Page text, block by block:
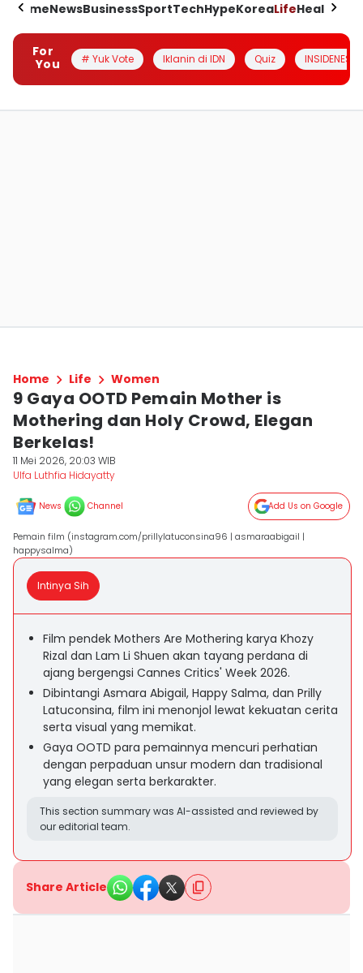
HomeNewsBusinessSportTechHypeKoreaLifeHealth
For
You
# Yuk Vote Iklanin di IDN Quiz INSIDENESIA
Home Life Women
9 Gaya OOTD Pemain Mother is
Mothering dan Holy Crowd, Elegan
Berkelas!
11 Mei 2026, 20:03 WIB
Ulfa Luthfia Hidayatty
News Channel Add Us on Google
Pemain film (instagram.com/prillylatuconsina96 | asmaraabigail |
happysalma)
Intinya Sih
Film pendek Mothers Are Mothering karya Khozy
Rizal dan Lam Li Shuen akan tayang perdana di
ajang bergengsi Cannes Critics' Week 2026.
Dibintangi Asmara Abigail, Happy Salma, dan Prilly
Latuconsina, film ini menonjol lewat kekuatan cerita
serta visual yang memikat.
Gaya OOTD para pemainnya mencuri perhatian
dengan perpaduan unsur modern dan tradisional
yang elegan serta berkarakter.
This section summary was AI-assisted and reviewed by
our editorial team.
Share Article